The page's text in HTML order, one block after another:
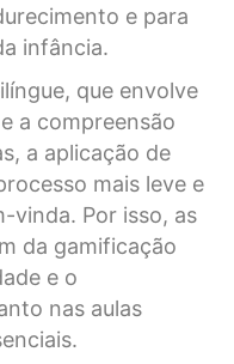
e para
infância.
que envolve
a compreensão
a aplicação de
mais leve e
vinda. Por isso, as
da gamificação
e o
nas aulas